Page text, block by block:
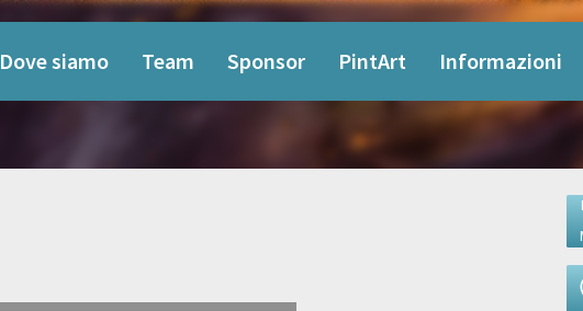
Dove siamo Team Sponsor PintArt Informazioni